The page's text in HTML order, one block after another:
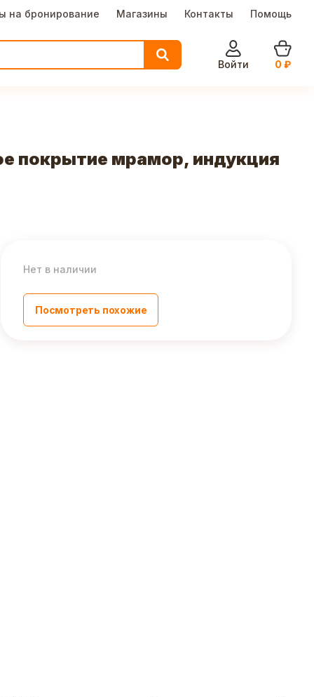
на бронирование Магазины Контакты Помощь
Войти 0 ₽
покрытие мрамор, индукция
Нет в наличии
Посмотреть похожие